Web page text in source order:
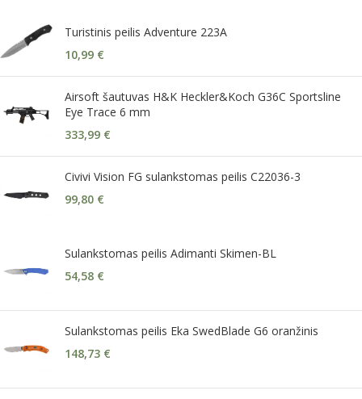
Turistinis peilis Adventure 223A
10,99 €
Airsoft šautuvas H&K Heckler&Koch G36C Sportsline
Eye Trace 6 mm
333,99 €
Civivi Vision FG sulankstomas peilis C22036-3
99,80 €
Sulankstomas peilis Adimanti Skimen-BL
54,58 €
Sulankstomas peilis Eka SwedBlade G6 oranžinis
148,73 €